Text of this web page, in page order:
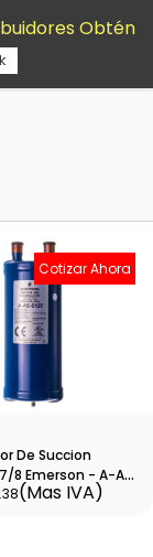
Cotizar Ahora
De Succion
8 Emerson - A-As-
(Mas IVA)
Obtén